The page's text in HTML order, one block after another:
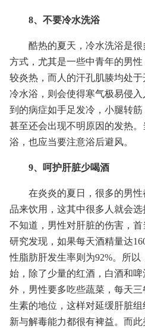
8、不要冷水洗浴
酷热的夏天，冷水洗浴是
方式，尤其是一些中青年的男
较炎热，而人的汗孔肌腠均处
冷水浴，则会使得寒气极易侵
到的病症如手足发冷，小腿转
甚至还会出现不明原因的发热
浴，也应当要注意浴后避风。
9、呵护肝脏少喝酒
在炎炎的夏日，很多的男
品来饮用，这其中很多人就会
不知道，男性对肝脏的伤害，
研究发现，如果每天酒精量达
性脂肪肝发生率则为92%。所
始，除了少量的红酒，白酒和
外，男性要多吃些蔬菜，每天
生素的地位，这样对延缓肝脏
新与解毒能力都很有裨益。而此